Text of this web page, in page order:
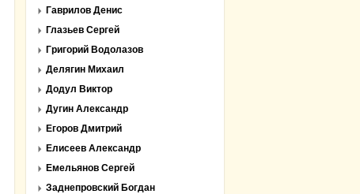
Гаврилов Денис
Глазьев Сергей
Григорий Водолазов
Делягин Михаил
Додул Виктор
Дугин Александр
Егоров Дмитрий
Елисеев Александр
Емельянов Сергей
Заднепровский Богдан